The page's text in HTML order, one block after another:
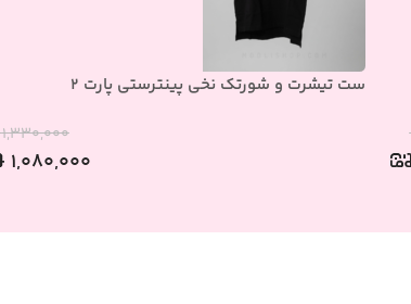
ست تیشرت و شورتک نخی پینترستی پارت 2
۱,۳۳۰,۰۰۰
۱,۰۸۰,۰۰۰